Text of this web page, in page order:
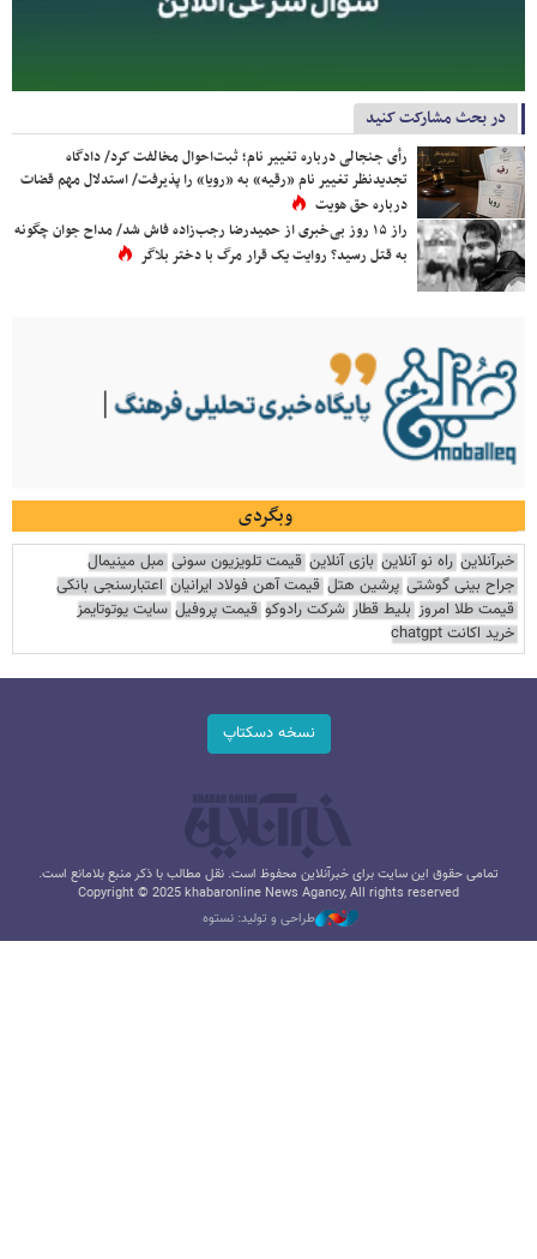
در بحث مشارکت کنید
رأی جنجالی درباره تغییر نام؛ ثبت‌احوال مخالفت کرد/ دادگاه
تجدیدنظر تغییر نام «رقیه» به «رویا» را پذیرفت/ استدلال مهم قضات
درباره حق هویت
راز ۱۵ روز بی‌خبری از حمیدرضا رجب‌زاده فاش شد/ مداح جوان چگونه
به قتل رسید؟ روایت یک قرار مرگ با دختر بلاگر
وبگردی
خبرآنلاین راه نو آنلاین بازی آنلاین قیمت تلویزیون سونی مبل مینیمال
جراح بینی گوشتی پرشین هتل قیمت آهن فولاد ایرانیان اعتبارسنجی بانکی
قیمت طلا امروز بلیط قطار شرکت رادوکو قیمت پروفیل سایت یوتوتایمز
خرید اکانت chatgpt
نسخه دسکتاپ
تمامی حقوق این سایت برای خبرآنلاین محفوظ است. نقل مطالب با ذکر منبع بلامانع است.
Copyright © 2025 khabaronline News Agancy, All rights reserved
طراحی و تولید: نستوه